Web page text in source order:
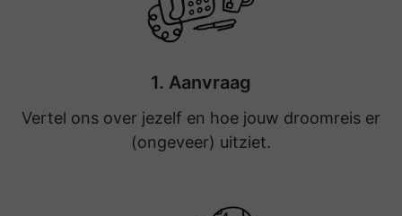
1. Aanvraag
Vertel ons over jezelf en hoe jouw droomreis er
(ongeveer) uitziet.